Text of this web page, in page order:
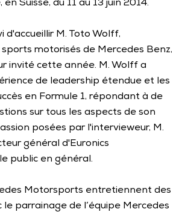
Suisse, du 11 au 13 juin 2014.
d'accueillir M. Toto Wolff,
motorisés de Mercedes Benz,
invité cette année. M. Wolff a
de leadership étendue et les
en Formule 1, répondant à de
sur tous les aspects de son
posées par l'intervieweur, M.
général d'Euronics
public en général.
Motorsports entretiennent des
le parrainage de l’équipe Mercedes